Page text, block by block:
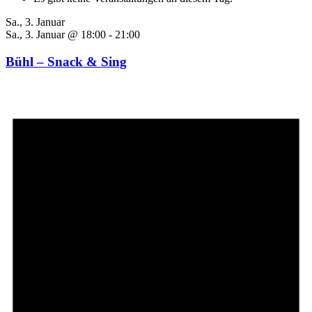
Sa., 3. Januar
Sa., 3. Januar @ 18:00 - 21:00
Bühl – Snack & Sing